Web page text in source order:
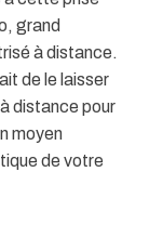
grand
à distance.
de le laisser
distance pour
moyen
de votre